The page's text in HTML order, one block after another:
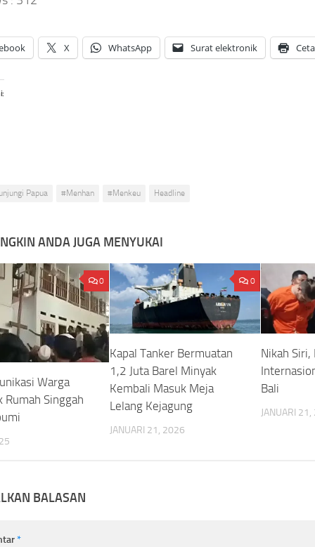
X WhatsApp Surat elektronik
Papua #Menhan #Menkeu Headline
ANDA JUGA MENYUKAI
0
Warga
Rumah Singgah
0
Kapal Tanker Bermuatan
1,2 Juta Barel Minyak
Kembali Masuk Meja
Lelang Kejagung
JANUARI 21, 2026
Nikah Siri,
Bali
JANUARI
BALASAN
*